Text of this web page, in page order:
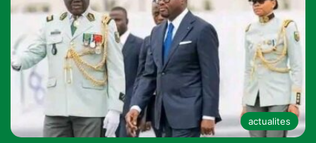
actualites